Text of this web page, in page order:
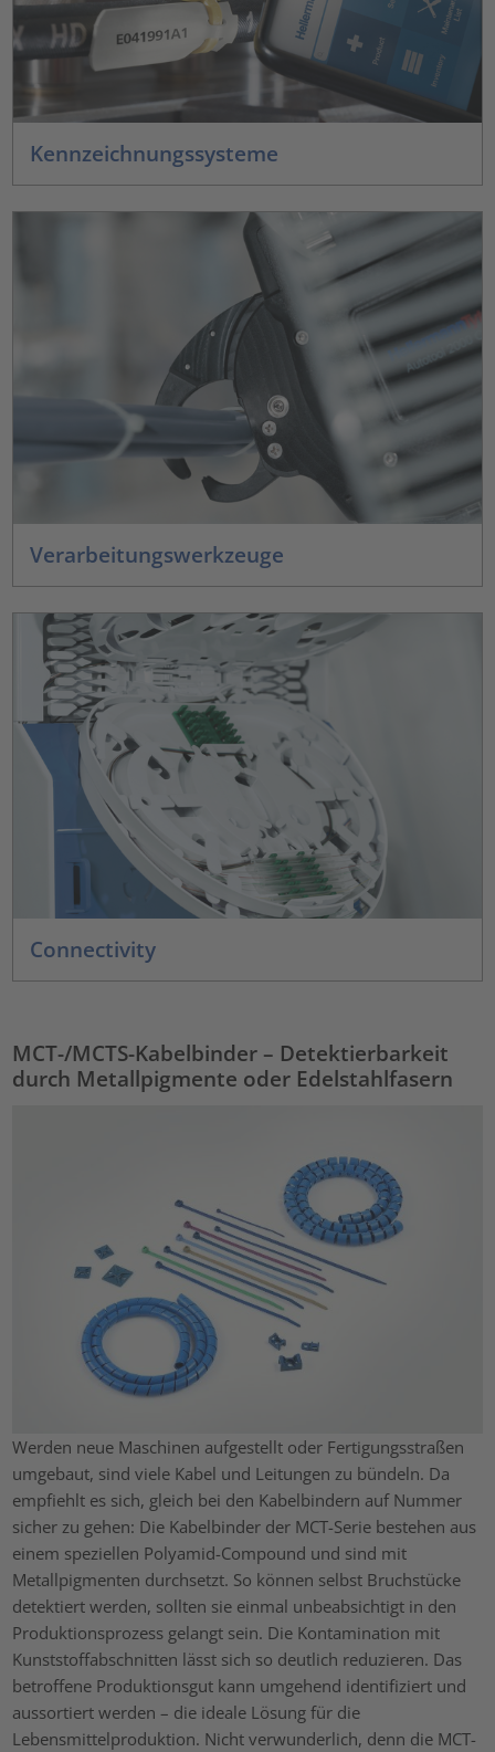
Kennzeichnungssysteme
Verarbeitungswerkzeuge
Connectivity
MCT-/MCTS-Kabelbinder – Detektierbarkeit
durch Metallpigmente oder Edelstahlfasern
Werden neue Maschinen aufgestellt oder Fertigungsstraßen
umgebaut, sind viele Kabel und Leitungen zu bündeln. Da
empfiehlt es sich, gleich bei den Kabelbindern auf Nummer
sicher zu gehen: Die Kabelbinder der MCT-Serie bestehen aus
einem speziellen Polyamid-Compound und sind mit
Metallpigmenten durchsetzt. So können selbst Bruchstücke
detektiert werden, sollten sie einmal unbeabsichtigt in den
Produktionsprozess gelangt sein. Die Kontamination mit
Kunststoffabschnitten lässt sich so deutlich reduzieren. Das
betroffene Produktionsgut kann umgehend identifiziert und
aussortiert werden – die ideale Lösung für die
Lebensmittelproduktion. Nicht verwunderlich, denn die MCT-